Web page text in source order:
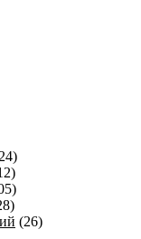
(26)